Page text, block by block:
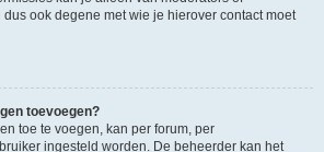
ook degene met wie je hierover contact moet
toevoegen?
toe te voegen, kan per forum, per
ingesteld worden. De beheerder kan het